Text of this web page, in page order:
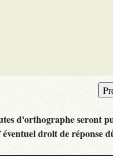
d'orthographe seront
droit de réponse